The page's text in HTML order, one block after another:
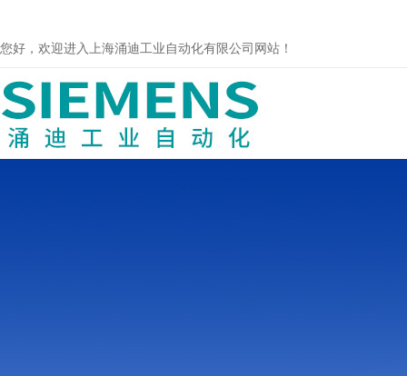
您好，欢迎进入上海涌迪工业自动化有限公司网站！